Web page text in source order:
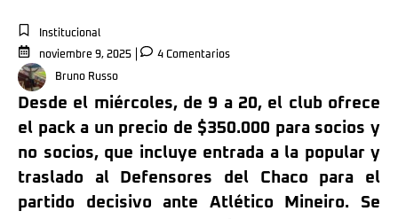
Institucional
noviembre 9, 2025
4 Comentarios
Bruno Russo
Desde el miércoles, de 9 a 20, el club ofrece
el pack a un precio de $350.000 para socios y
no socios, que incluye entrada a la popular y
traslado al Defensores del Chaco para el
partido decisivo ante Atlético Mineiro. Se